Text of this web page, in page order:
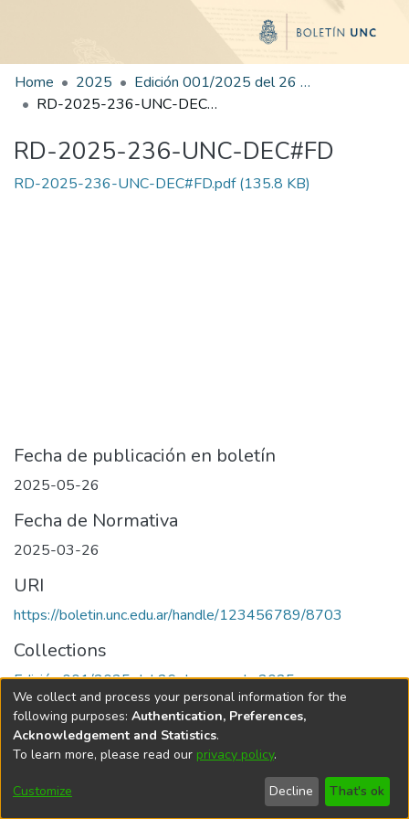
Home 2025
Edición 001/2025 del 26 de mayo de 2025
RD-2025-236-UNC-DEC#FD
RD-2025-236-UNC-DEC#FD
RD-2025-236-UNC-DEC#FD.pdf(135.8 KB)
Fecha de publicación en boletín
2025-05-26
Fecha de Normativa
2025-03-26
URI
https://boletin.unc.edu.ar/handle/123456789/8703
Collections
Edición 001/2025 del 26 de mayo de 2025
Universidad Nacional de Córdoba
We collect and process your personal information for the
following purposes: Authentication, Preferences,
Acknowledgement and Statistics.
To learn more, please read our privacy policy.
Customize Decline That's ok